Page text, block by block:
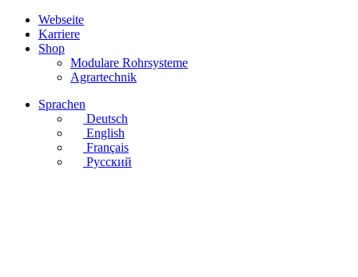
Webseite
Karriere
Shop
Modulare Rohrsysteme
Agrartechnik
Sprachen
Deutsch
English
Français
Русский